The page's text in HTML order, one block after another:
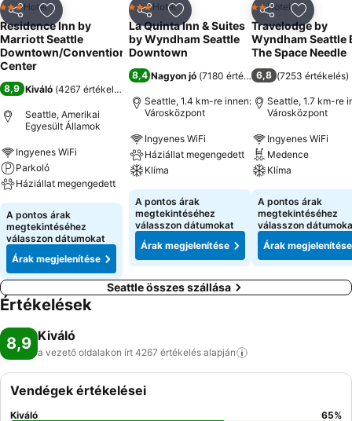
MegosztásHozzáadás a kedvencekhez
3 Kategória
Hotel
Residence Inn by
Marriott Seattle
Downtown/Convention
Center
8,9 Kiváló (4267 értékelés
Seattle, Amerikai
Egyesült Államok
Ingyenes WiFi
Parkoló
Háziállat megengedett
A pontos árak
megtekintéséhez
válasszon dátumokat
Árak megjelenítése
MegosztásHozzáadás a kedvencekhez
3 Kategória
Hotel
La Quinta Inn & Suites
by Wyndham Seattle
Downtown
8,4 Nagyon jó (7180 értékelés)
Seattle, 1.4 km-re innen:
Városközpont
Ingyenes WiFi
Háziállat megengedett
Klíma
A pontos árak
megtekintéséhez
válasszon dátumokat
Árak megjelenítése
Megosztás
2 Kategória
Hotel
Travelodge by
Wyndham Seattle
The Space Needle
6,8 (7253 értékelés)
Seattle, 1.7 km-re
Városközpont
Ingyenes WiFi
Medence
Klíma
A pontos árak
megtekintéséhez
válasszon
Árak megjelenítése
Seattle összes szállása
Értékelések
8,9 Kiváló
a vezető oldalakon írt 4267 értékelés alapján
Vendégek értékelései
Kiváló 65%